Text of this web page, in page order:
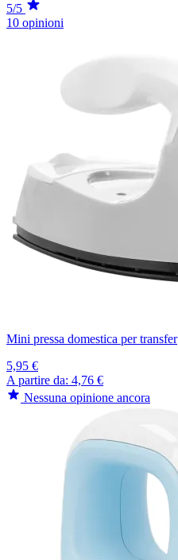
5/5
10 opinioni
Mini pressa domestica per transfer
5,95 €
A partire da: 4,76 €
Nessuna opinione ancora